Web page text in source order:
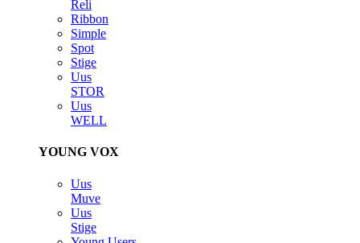
Reli
Ribbon
Simple
Spot
Stige
Uus
STOR
Uus
WELL
YOUNG VOX
Uus
Muve
Uus
Stige